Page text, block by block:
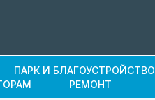
ПАРК И БЛАГОУСТРОЙСТВО
РЕМОНТ